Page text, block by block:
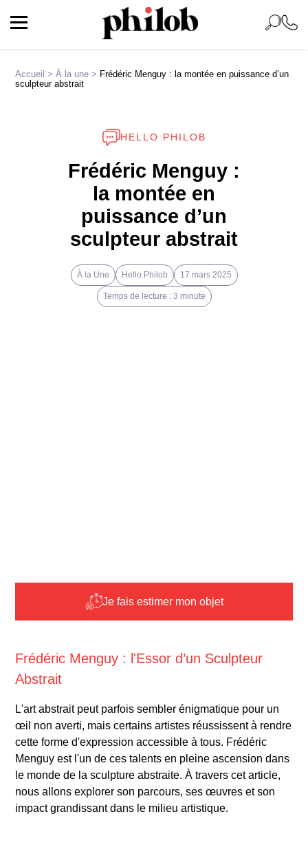
Accueil >À la une > Frédéric Menguy : la montée en puissance d’un
sculpteur abstrait
HELLO PHILOB
Frédéric Menguy :
la montée en
puissance d’un
sculpteur abstrait
À la Une Hello Philob 17 mars 2025
Temps de lecture : 3 minute
Je fais estimer mon objet
Frédéric Menguy : l'Essor d’un Sculpteur
Abstrait
L'art abstrait peut parfois sembler énigmatique pour un
œil non averti, mais certains artistes réussissent à rendre
cette forme d'expression accessible à tous. Frédéric
Menguy est l'un de ces talents en pleine ascension dans
le monde de la sculpture abstraite. À travers cet article,
nous allons explorer son parcours, ses œuvres et son
impact grandissant dans le milieu artistique.